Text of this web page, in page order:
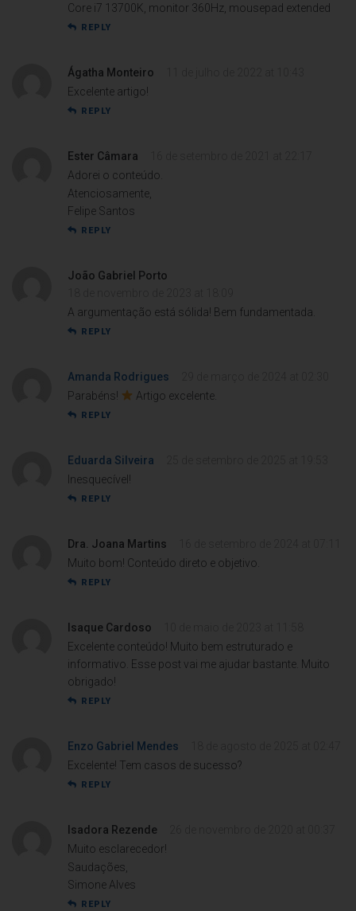
Core i7 13700K, monitor 360Hz, mousepad extended
REPLY
Ágatha Monteiro
Excelente artigo!
REPLY
Ester Câmara
Adorei o conteúdo.
Atenciosamente,
Felipe Santos
REPLY
João Gabriel Porto
A argumentação está sólida! Bem fundamentada.
REPLY
Amanda Rodrigues
Parabéns!
Artigo excelente.
REPLY
Eduarda Silveira
Inesquecível!
REPLY
Dra. Joana Martins
Muito bom! Conteúdo direto e objetivo.
REPLY
Isaque Cardoso
Excelente conteúdo! Muito bem estruturado e
informativo. Esse post vai me ajudar bastante. Muito
obrigado!
REPLY
Enzo Gabriel Mendes
Excelente! Tem casos de sucesso?
REPLY
Isadora Rezende
Muito esclarecedor!
Saudações,
Simone Alves
REPLY